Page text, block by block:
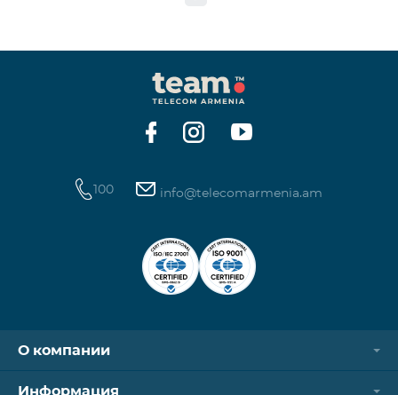
СУММА 8,240,000,000 драмов МИНИМАЛЬНЫЙ
ОБЬЕМ ПОКУПКИ 200 МИНИМАЛЬНАЯ СУММА
ПОКУПКИ 41,200 драмов ОРГАНИЗАТОР
100 info@telecomarmenia.am
О компании
Информация